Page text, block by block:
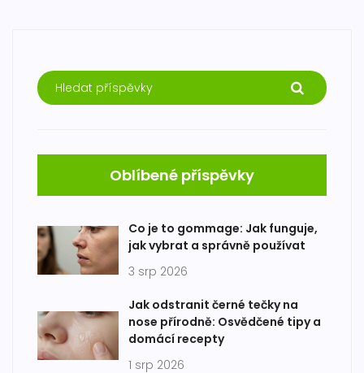
Oblíbené příspěvky
Co je to gommage: Jak funguje,
jak vybrat a správně používat
3 srp 2026
Jak odstranit černé tečky na
nose přírodně: Osvědčené tipy a
domácí recepty
1 srp 2026